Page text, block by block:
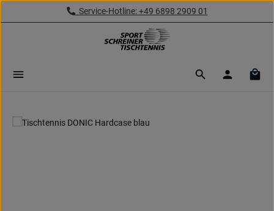
Zum Hauptinhalt springenService-Hotline: +49 6898 2909 01
Bildergalerie überspringen